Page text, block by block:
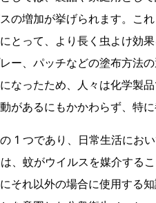
の増加が挙げられます。こ
とって、より長く虫よけ効
ー、パッチなどの塗布方法
なったため、人々は化学製
があるにもかかわらず、特
1 つであり、日常生活にお
、蚊がウイルスを媒介する
それ以外の場合に使用する